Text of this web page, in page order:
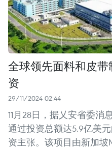
全球领先面料和皮
资
29/11/2024 02:44
11月28日，据乂安省委消
通过投资总额达5.9亿美
资主张。该项目由新加坡